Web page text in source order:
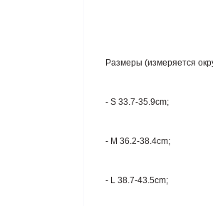
Размеры (измеряется
- S 33.7-35.9cm;
- M 36.2-38.4cm;
- L 38.7-43.5cm;